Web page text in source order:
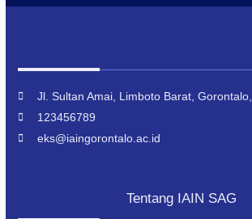
Jl. Sultan Amai, Limboto Barat,
123456789
eks@iaingorontalo.ac.id
Tentang IAIN SAG